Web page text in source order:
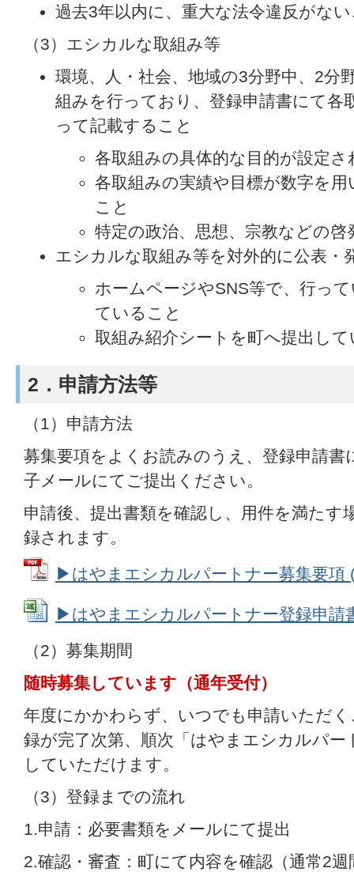
過去3年以内に、重大な法令違反がな
（3）エシカルな取組み等
環境、人・社会、地域の3分野中、2分
組みを行っており、登録申請書にて各
って記載すること
各取組みの具体的な目的が設定
各取組みの実績や目標が数字を
こと
特定の政治、思想、宗教などの
エシカルな取組み等を対外的に公表・
ホームページやSNS等で、行っ
ていること
取組み紹介シートを町へ提出し
2．申請方法等
（1）申請方法
募集要項をよくお読みのうえ、登録申請書
子メールにてご提出ください。
申請後、提出書類を確認し、用件を満たす
録されます。
▶はやまエシカルパートナー募集要項
▶はやまエシカルパートナー登録申請
（2）募集期間
随時募集しています（通年受付）
年度にかかわらず、いつでも申請いただ
録が完了次第、順次「はやまエシカルパ
していただけます。
（3）登録までの流れ
1.申請：必要書類をメールにて提出
2.確認・審査：町にて内容を確認（通常2